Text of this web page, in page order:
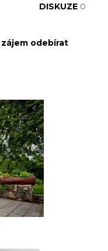
DISKUZE 0